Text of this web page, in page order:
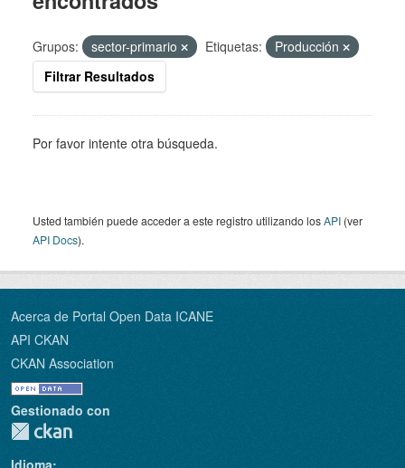
Grupos: sector-primario Etiquetas:
Producción
Filtrar Resultados
Por favor intente otra búsqueda.
Usted también puede acceder a este registro utilizando losAPI (ver
API Docs).
Acerca de Portal Open Data ICANE
API CKAN
CKAN Association
Gestionado con
Idioma